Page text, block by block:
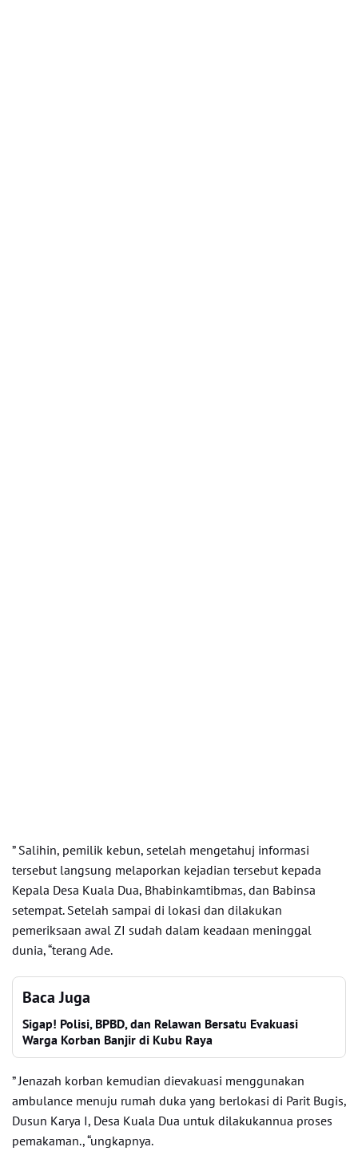
” Salihin, pemilik kebun, setelah mengetahuj informasi
tersebut langsung melaporkan kejadian tersebut kepada
Kepala Desa Kuala Dua, Bhabinkamtibmas, dan Babinsa
setempat. Setelah sampai di lokasi dan dilakukan
pemeriksaan awal ZI sudah dalam keadaan meninggal
dunia, “terang Ade.
Baca Juga
Sigap! Polisi, BPBD, dan Relawan Bersatu Evakuasi
Warga Korban Banjir di Kubu Raya
” Jenazah korban kemudian dievakuasi menggunakan
ambulance menuju rumah duka yang berlokasi di Parit Bugis,
Dusun Karya I, Desa Kuala Dua untuk dilakukannua proses
pemakaman., “ungkapnya.